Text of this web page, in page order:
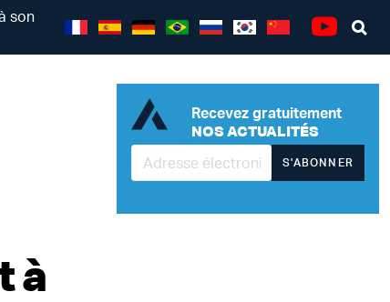
son
à
Recevez gratuitement
NOS ACTUALITÉS
S'ABONNER